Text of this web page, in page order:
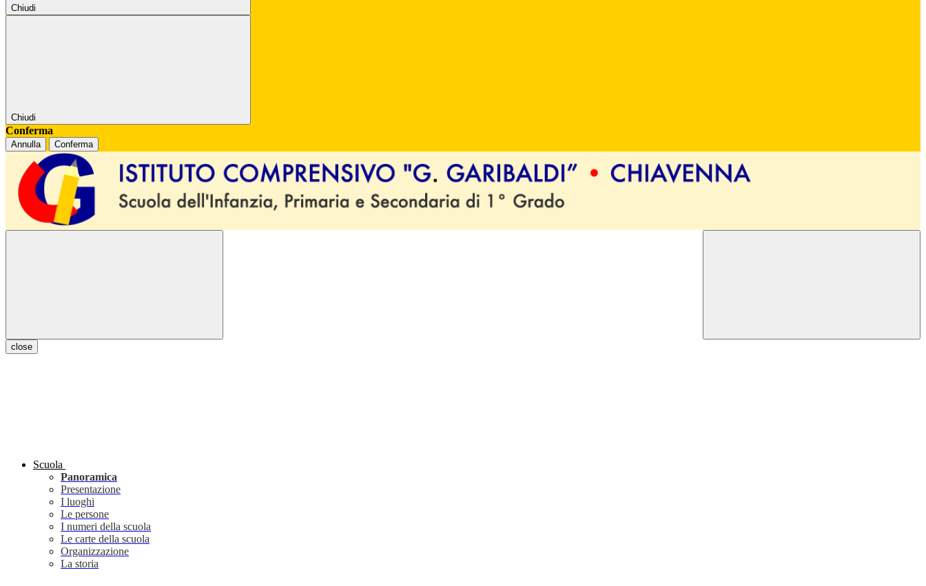
Chiudi
Chiudi
Conferma
Annulla Conferma
close
Scuola
Panoramica
Presentazione
I luoghi
Le persone
I numeri della scuola
Le carte della scuola
Organizzazione
La storia